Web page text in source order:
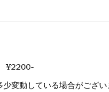
¥2200-
変動している場合がござい